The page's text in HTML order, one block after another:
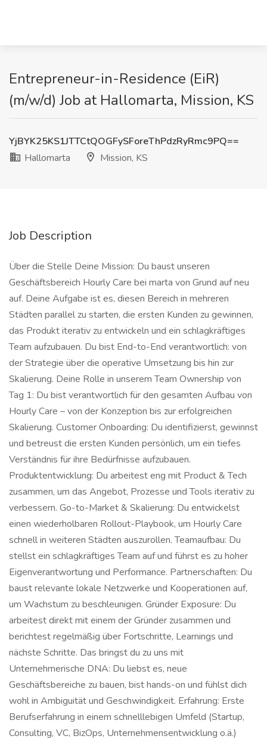
Entrepreneur-in-Residence (EiR)
(m/w/d) Job at Hallomarta, Mission, KS
YjBYK25KS1JTTCtQOGFySForeThPdzRyRmc9PQ==
Hallomarta
Mission, KS
Job Description
Über die Stelle Deine Mission: Du baust unseren
Geschäftsbereich Hourly Care bei marta von Grund auf neu
auf. Deine Aufgabe ist es, diesen Bereich in mehreren
Städten parallel zu starten, die ersten Kunden zu gewinnen,
das Produkt iterativ zu entwickeln und ein schlagkräftiges
Team aufzubauen. Du bist End-to-End verantwortlich: von
der Strategie über die operative Umsetzung bis hin zur
Skalierung. Deine Rolle in unserem Team Ownership von
Tag 1: Du bist verantwortlich für den gesamten Aufbau von
Hourly Care – von der Konzeption bis zur erfolgreichen
Skalierung. Customer Onboarding: Du identifizierst, gewinnst
und betreust die ersten Kunden persönlich, um ein tiefes
Verständnis für ihre Bedürfnisse aufzubauen.
Produktentwicklung: Du arbeitest eng mit Product & Tech
zusammen, um das Angebot, Prozesse und Tools iterativ zu
verbessern. Go-to-Market & Skalierung: Du entwickelst
einen wiederholbaren Rollout-Playbook, um Hourly Care
schnell in weiteren Städten auszurollen. Teamaufbau: Du
stellst ein schlagkräftiges Team auf und führst es zu hoher
Eigenverantwortung und Performance. Partnerschaften: Du
baust relevante lokale Netzwerke und Kooperationen auf,
um Wachstum zu beschleunigen. Gründer Exposure: Du
arbeitest direkt mit einem der Gründer zusammen und
berichtest regelmäßig über Fortschritte, Learnings und
nächste Schritte. Das bringst du zu uns mit
Unternehmerische DNA: Du liebst es, neue
Geschäftsbereiche zu bauen, bist hands-on und fühlst dich
wohl in Ambiguität und Geschwindigkeit. Erfahrung: Erste
Berufserfahrung in einem schnelllebigen Umfeld (Startup,
Consulting, VC, BizOps, Unternehmensentwicklung o.ä.)